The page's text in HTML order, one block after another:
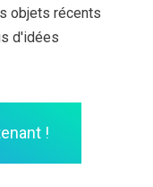
objets récents
d'idées
!